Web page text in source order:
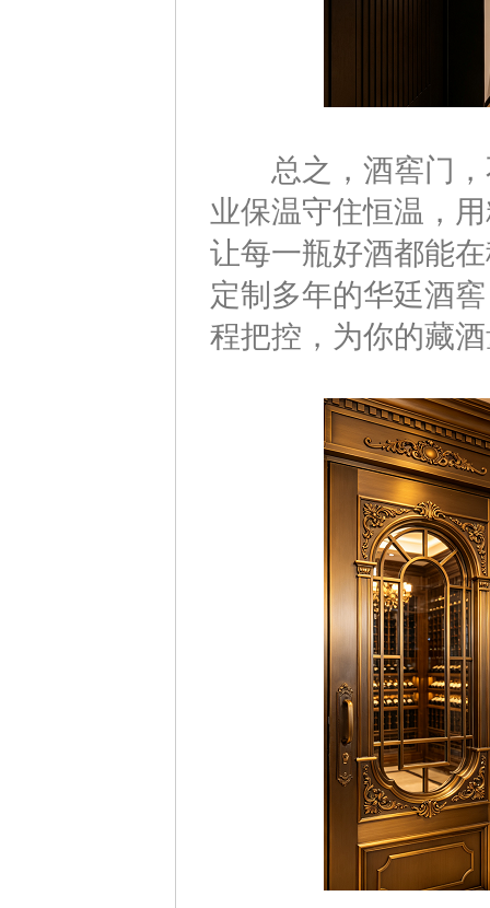
总之，酒窖门，
业保温守住恒温，
让每一瓶好酒都能
定制多年的华廷酒
程把控，为你的藏